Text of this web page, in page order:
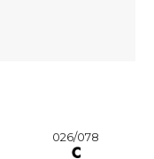
026/078